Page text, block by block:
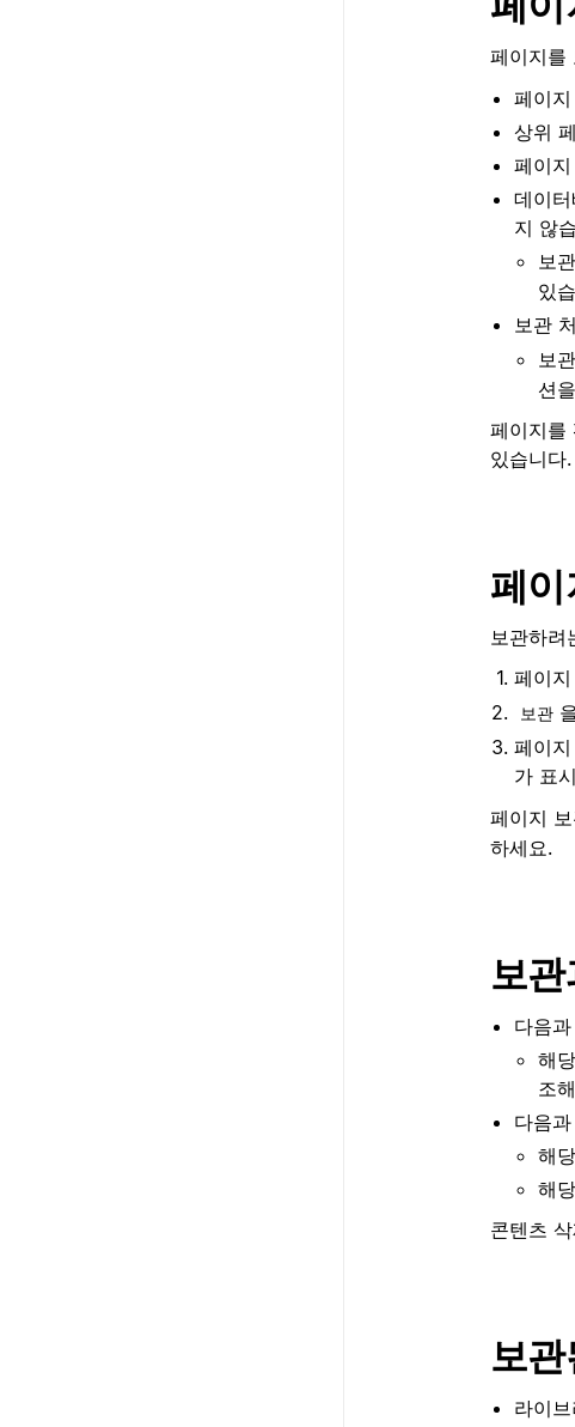
페이지를
페이
상위
페이
데이
지 않
보
있
보관
보
션
페이지를
있습니다.
페이
보관하려
페이
보관
페이
가 표
페이지
하세요.
보
다음
해
조
다음
해
해
콘텐츠
보관
라이브